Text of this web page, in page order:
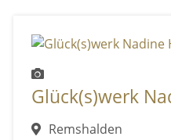
Glück(s)werk
Remshalden